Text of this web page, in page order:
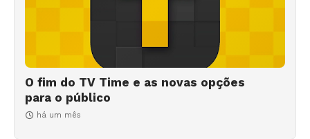
O fim do TV Time e as novas opções
para o público
há um mês